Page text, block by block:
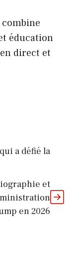
éducation
direct et
a défié la
et
en 2026